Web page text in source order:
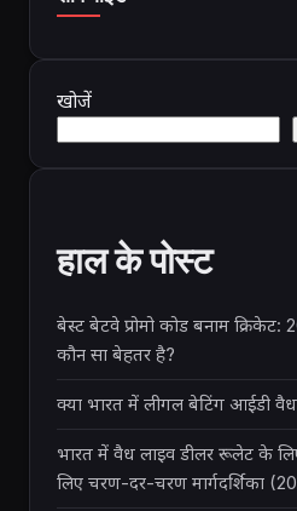
खोजें
हाल के पोस्ट
बेस्ट बेटवे प्रोमो कोड बनाम क्रिकेट:
कौन सा बेहतर है?
क्या भारत में लीगल बेटिंग आईडी
भारत में वैध लाइव डीलर रूलेट के
लिए चरण-दर-चरण मार्गदर्शिका